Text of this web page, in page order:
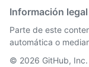
Información legal
Parte de este
automática o
© 2026 GitHub, Inc.